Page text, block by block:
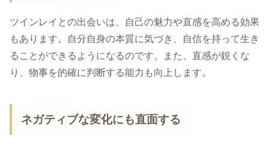
ツインレイとの出会いは、自己の魅力や直感を高める効果
もあります。自分自身の本質に気づき、自信を持って生き
ることができるようになるのです。また、直感が鋭くな
り、物事を的確に判断する能力も向上します。
ネガティブな変化にも直面する